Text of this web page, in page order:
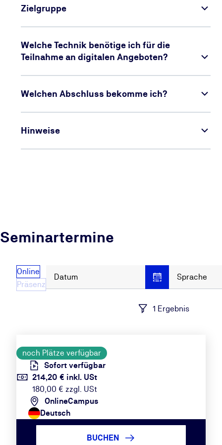
Zielgruppe
Welche Technik benötige ich für die
Teilnahme an digitalen Angeboten?
Welchen Abschluss bekomme ich?
Hinweise
Seminartermine
Online
Präsenz
Datum Sprache
1 Ergebnis
noch Plätze verfügbar
Sofort verfügbar
214,20 € inkl. USt
180,00 € zzgl. USt
OnlineCampus
Deutsch
BUCHEN